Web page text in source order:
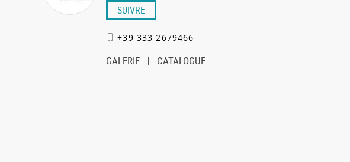
SUIVRE
+39 333 2679466
GALERIE CATALOGUE